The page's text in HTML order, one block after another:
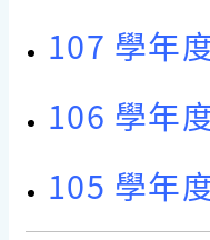
107 學年
106 學年
105 學年